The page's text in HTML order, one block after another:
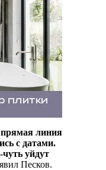
прямая линия
с датами.
уйдут
Песков.